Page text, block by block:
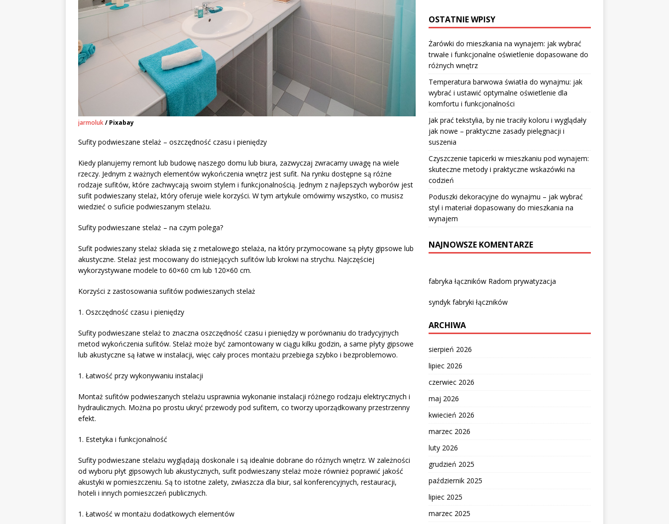
jarmoluk/ Pixabay
Sufity podwieszane stelaż – oszczędność czasu i pieniędzy
Kiedy planujemy remont lub budowę naszego domu lub biura, zazwyczaj zwracamy uwagę na wiele
rzeczy. Jednym z ważnych elementów wykończenia wnętrz jest sufit. Na rynku dostępne są różne
rodzaje sufitów, które zachwycają swoim stylem i funkcjonalnością. Jednym z najlepszych wyborów jest
sufit podwieszany stelaż, który oferuje wiele korzyści. W tym artykule omówimy wszystko, co musisz
wiedzieć o suficie podwieszanym stelażu.
Sufity podwieszane stelaż – na czym polega?
Sufit podwieszany stelaż składa się z metalowego stelaża, na który przymocowane są płyty gipsowe lub
akustyczne. Stelaż jest mocowany do istniejących sufitów lub krokwi na strychu. Najczęściej
wykorzystywane modele to 60×60 cm lub 120×60 cm.
Korzyści z zastosowania sufitów podwieszanych stelaż
1. Oszczędność czasu i pieniędzy
Sufity podwieszane stelaż to znaczna oszczędność czasu i pieniędzy w porównaniu do tradycyjnych
metod wykończenia sufitów. Stelaż może być zamontowany w ciągu kilku godzin, a same płyty gipsowe
lub akustyczne są łatwe w instalacji, więc cały proces montażu przebiega szybko i bezproblemowo.
1. Łatwość przy wykonywaniu instalacji
Montaż sufitów podwieszanych stelażu usprawnia wykonanie instalacji różnego rodzaju elektrycznych i
hydraulicznych. Można po prostu ukryć przewody pod sufitem, co tworzy uporządkowany przestrzenny
efekt.
1. Estetyka i funkcjonalność
Sufity podwieszane stelażu wyglądają doskonale i są idealnie dobrane do różnych wnętrz. W zależności
od wyboru płyt gipsowych lub akustycznych, sufit podwieszany stelaż może również poprawić jakość
akustyki w pomieszczeniu. Są to istotne zalety, zwłaszcza dla biur, sal konferencyjnych, restauracji,
hoteli i innych pomieszczeń publicznych.
1. Łatwość w montażu dodatkowych elementów
OSTATNIE WPISY
Żarówki do mieszkania na wynajem: jak wybrać
trwałe i funkcjonalne oświetlenie dopasowane do
różnych wnętrz
Temperatura barwowa światła do wynajmu: jak
wybrać i ustawić optymalne oświetlenie dla
komfortu i funkcjonalności
Jak prać tekstylia, by nie traciły koloru i wyglądały
jak nowe – praktyczne zasady pielęgnacji i
suszenia
Czyszczenie tapicerki w mieszkaniu pod wynajem:
skuteczne metody i praktyczne wskazówki na
codzień
Poduszki dekoracyjne do wynajmu – jak wybrać
styl i materiał dopasowany do mieszkania na
wynajem
NAJNOWSZE KOMENTARZE
fabryka łączników Radom prywatyzacja
syndyk fabryki łączników
ARCHIWA
sierpień 2026
lipiec 2026
czerwiec 2026
maj 2026
kwiecień 2026
marzec 2026
luty 2026
grudzień 2025
październik 2025
lipiec 2025
marzec 2025